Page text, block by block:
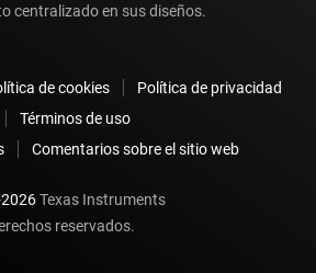
centralizado en sus diseños.
de cookies
Política de privacidad
Términos de uso
Comentarios sobre el sitio web
2026Texas Instruments
reservados.